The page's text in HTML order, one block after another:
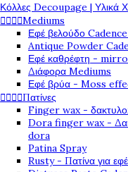
Κόλλες Decoupage | Υλικά
Mediums
Εφέ βελούδο
Antique Powder
Εφέ καθρέφτη -
Διάφορα Mediums
Εφέ βρύα - Moss
Πατίνες
Finger wax -
Dora finger wax -
dora
Patina Spray
Rusty - Πατίνα για